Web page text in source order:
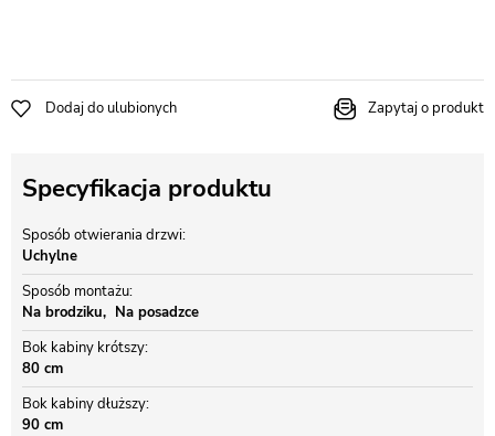
Dodaj do ulubionych Zapytaj o produkt
Specyfikacja produktu
Sposób otwierania drzwi
Uchylne
Sposób montażu
Na brodziku
Na posadzce
Bok kabiny krótszy
80 cm
Bok kabiny dłuższy
90 cm